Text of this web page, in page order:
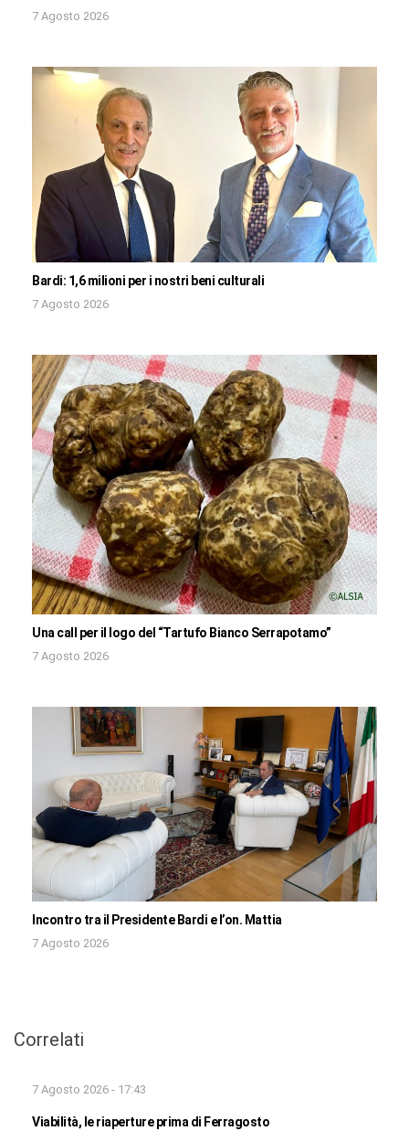
7 Agosto 2026
Bardi: 1,6 milioni per i nostri beni culturali
7 Agosto 2026
Una call per il logo del “Tartufo Bianco Serrapotamo”
7 Agosto 2026
Incontro tra il Presidente Bardi e l’on. Mattia
7 Agosto 2026
Correlati
7 Agosto 2026 - 17:43
Viabilità, le riaperture prima di Ferragosto